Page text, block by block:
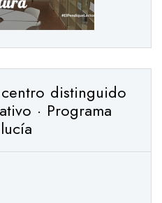
distinguido
· Programa